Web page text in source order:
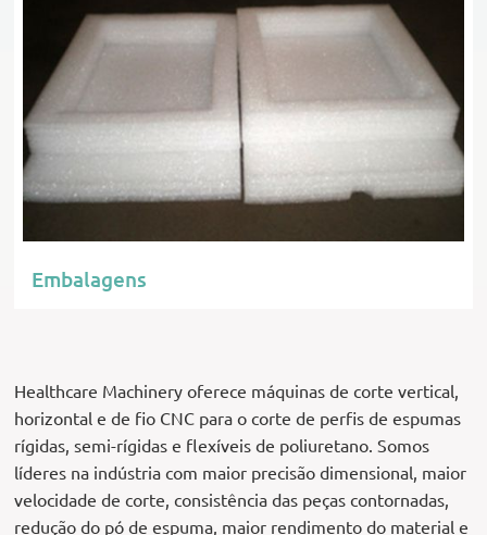
Embalagens
Healthcare Machinery oferece máquinas de corte vertical,
horizontal e de fio CNC para o corte de perfis de espumas
rígidas, semi-rígidas e flexíveis de poliuretano. Somos
líderes na indústria com maior precisão dimensional, maior
velocidade de corte, consistência das peças contornadas,
redução do pó de espuma, maior rendimento do material e